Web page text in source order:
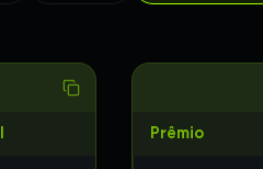
Prêmio